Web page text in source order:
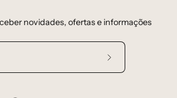
novidades, ofertas e informações